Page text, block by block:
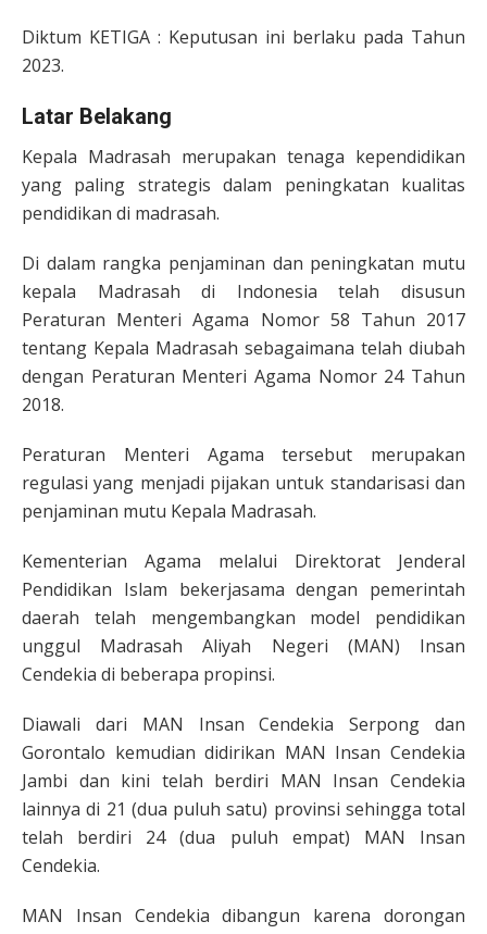
Diktum KETIGA : Keputusan ini berlaku pada Tahun
2023.
Latar Belakang
Kepala Madrasah merupakan tenaga kependidikan
yang paling strategis dalam peningkatan kualitas
pendidikan di madrasah.
Di dalam rangka penjaminan dan peningkatan mutu
kepala Madrasah di Indonesia telah disusun
Peraturan Menteri Agama Nomor 58 Tahun 2017
tentang Kepala Madrasah sebagaimana telah diubah
dengan Peraturan Menteri Agama Nomor 24 Tahun
2018.
Peraturan Menteri Agama tersebut merupakan
regulasi yang menjadi pijakan untuk standarisasi dan
penjaminan mutu Kepala Madrasah.
Kementerian Agama melalui Direktorat Jenderal
Pendidikan Islam bekerjasama dengan pemerintah
daerah telah mengembangkan model pendidikan
unggul Madrasah Aliyah Negeri (MAN) Insan
Cendekia di beberapa propinsi.
Diawali dari MAN Insan Cendekia Serpong dan
Gorontalo kemudian didirikan MAN Insan Cendekia
Jambi dan kini telah berdiri MAN Insan Cendekia
lainnya di 21 (dua puluh satu) provinsi sehingga total
telah berdiri 24 (dua puluh empat) MAN Insan
Cendekia.
MAN Insan Cendekia dibangun karena dorongan